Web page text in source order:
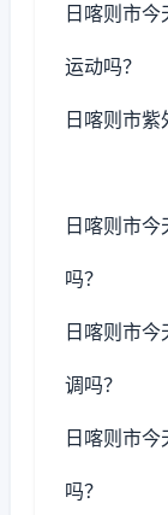
日喀则市
运动吗？
日喀则市紫
日喀则市
吗？
日喀则市
调吗？
日喀则市
吗？